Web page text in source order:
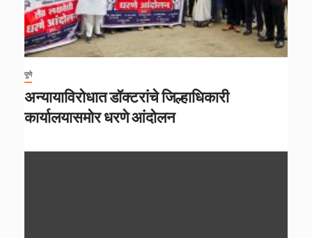
पुणे
अन्यायाविरोधात डॉक्टरांचे जिल्हाधिकारी
कार्यालयासमोर धरणे आंदोलन